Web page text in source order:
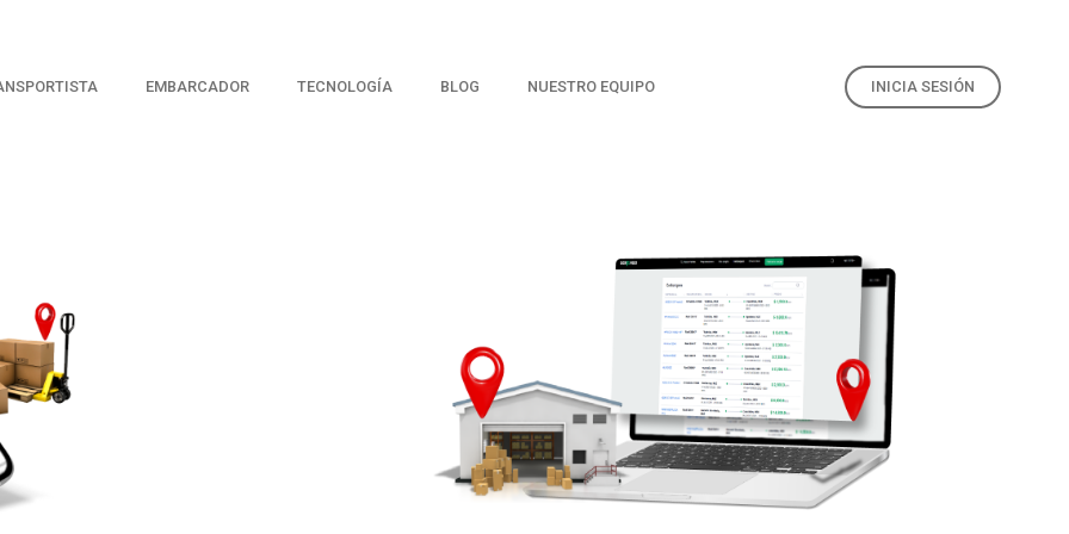
EMBARCADOR TECNOLOGÍA BLOG NUESTRO EQUIPO INICIA SESIÓN